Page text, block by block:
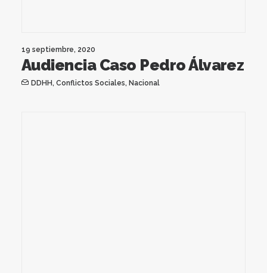
19 septiembre, 2020
Audiencia Caso Pedro Álvarez
DDHH, Conflictos Sociales, Nacional